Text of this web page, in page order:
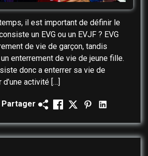
il est important de définir le
un EVG ou un EVJF ? EVG
de vie de garçon, tandis
enterrement de vie de jeune fille.
donc a enterrer sa vie de
activité […]
Partager